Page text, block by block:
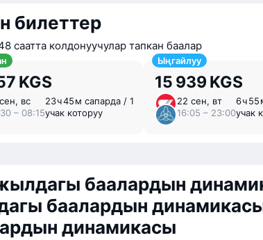
билеттер
саатта колдонуучулар тапкан баалар
KGS
вс
– 08:15
23 ⁠ч 45 ⁠м сапарда / 1
учак которуу
Ыңгайлуу
15 939 KGS
22 сен, вт
16:05 – 23:00
6 ⁠ч
учак
баалардын
баалардын
динамикасы